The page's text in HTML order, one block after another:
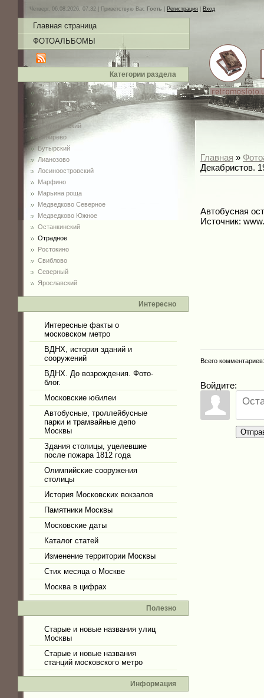
Четверг, 06.08.2026, 07:32 | Приветствую Вас Гость Регистрация Вход
Главная страница
ФОТОАЛЬБОМЫ
Категории раздела
ВДНХ
Алексеевский
Алтуфьевский
Бабушкинский
Бибирево
Бутырский
Лианозово
Лосиноостровский
Марфино
Марьина роща
Медведково Северное
Медведково Южное
Останкинский
Отрадное
Ростокино
Свиблово
Северный
Ярославский
Интересно
Интересные факты о
московском метро
ВДНХ, история зданий и
сооружений
ВДНХ. До возрождения. Фото-
блог.
Московские юбилеи
Автобусные, троллейбусные
парки и трамвайные депо
Москвы
Здания столицы, уцелевшие
после пожара 1812 года
Олимпийские сооружения
столицы
История Московских вокзалов
Памятники Москвы
Московские даты
Каталог статей
Изменение территории Москвы
Стих месяца о Москве
Москва в цифрах
Полезно
Старые и новые названия улиц
Москвы
Старые и новые названия
станций московского метро
Информация
Главная »
Декабристов.
Автобусная
Источник:
Всего комментариев
Войдите: